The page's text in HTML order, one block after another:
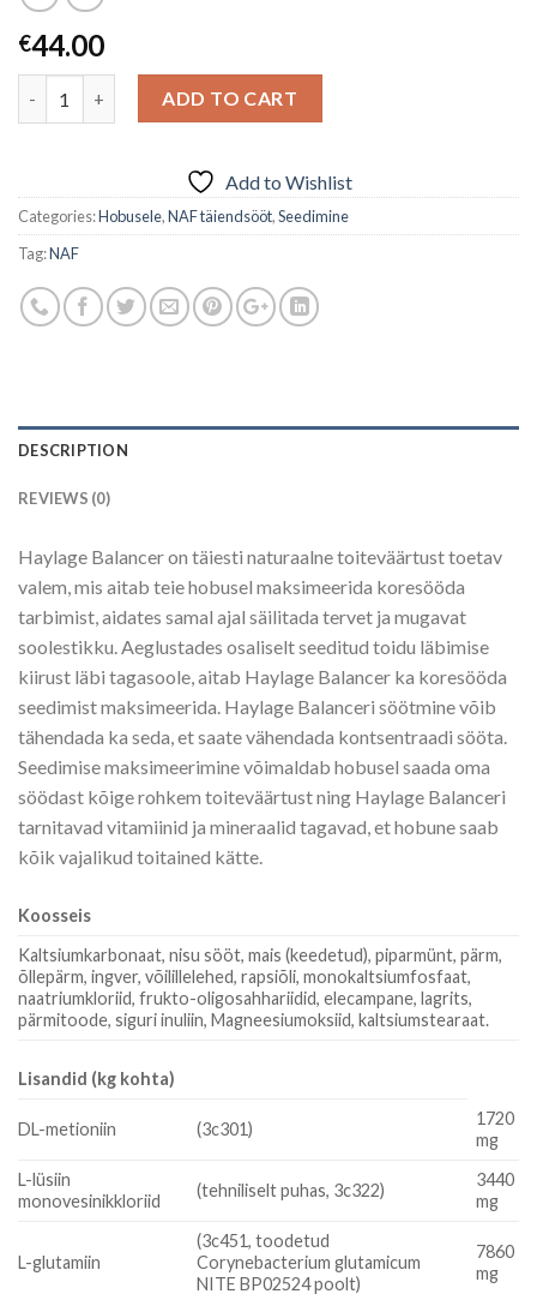
€44.00
ADD TO CART
Add to Wishlist
Categories:Hobusele,NAF täiendsööt,Seedimine
Tag:NAF
DESCRIPTION
REVIEWS (0)
Haylage Balancer on täiesti naturaalne toiteväärtust toetav
valem, mis aitab teie hobusel maksimeerida koresööda
tarbimist, aidates samal ajal säilitada tervet ja mugavat
soolestikku. Aeglustades osaliselt seeditud toidu läbimise
kiirust läbi tagasoole, aitab Haylage Balancer ka koresööda
seedimist maksimeerida. Haylage Balanceri söötmine võib
tähendada ka seda, et saate vähendada kontsentraadi sööta.
Seedimise maksimeerimine võimaldab hobusel saada oma
söödast kõige rohkem toiteväärtust ning Haylage Balanceri
tarnitavad vitamiinid ja mineraalid tagavad, et hobune saab
kõik vajalikud toitained kätte.
Koosseis
Kaltsiumkarbonaat, nisu sööt, mais (keedetud), piparmünt, pärm,
õllepärm, ingver, võilillelehed, rapsiõli, monokaltsiumfosfaat,
naatriumkloriid, frukto-oligosahhariidid, elecampane, lagrits,
pärmitoode, siguri inuliin, Magneesiumoksiid, kaltsiumstearaat.
Lisandid (kg kohta)
DL-metioniin (3c301)
1720
mg
L-lüsiin
monovesinikkloriid
(tehniliselt puhas, 3c322)
3440
mg
L-glutamiin
(3c451, toodetud
Corynebacterium glutamicum
NITE BP02524 poolt)
7860
mg